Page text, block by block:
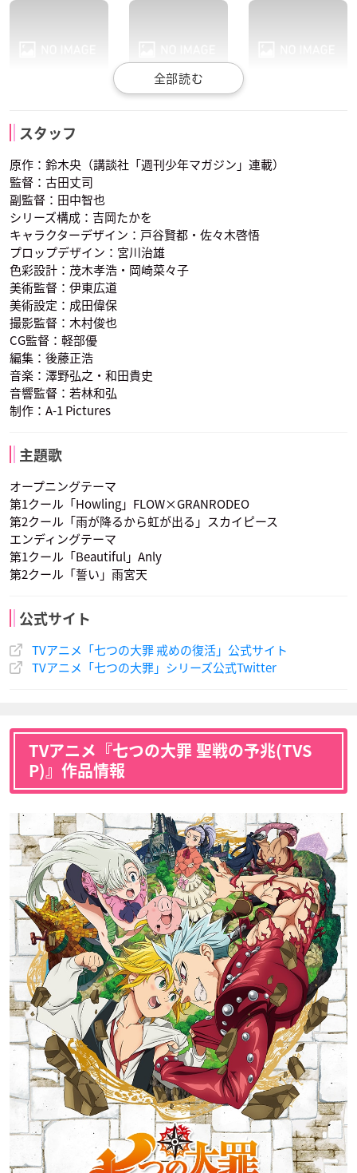
ハウザー
佐藤利奈
マトローナ
梶裕貴
小林裕介
遊佐浩二
グレイロード
小西克幸
フラウドリン
声優：悠木碧
ゴウセル
声優：髙木裕平
マーリン
声優：木村良平
マトローナ
ガラン
声優：岩崎ひろし
メラスキュラ
声優：M・A・O
ドロール
声優：小野大輔
グロキシニア
声優：小林裕介
モンスピート
声優：津田健次郎
デリエリ
声優：高垣彩陽
グレイロード
声優：遊佐浩二
フラウドリン
声優：小西克幸
スタッフ
原作：鈴木央（講談社「週刊少年マガジン」連載）
監督：古田丈司
副監督：田中智也
シリーズ構成：吉岡たかを
キャラクターデザイン：戸谷賢都・佐々木啓悟
プロップデザイン：宮川治雄
色彩設計：茂木孝浩・岡崎菜々子
美術監督：伊東広道
美術設定：成田偉保
撮影監督：木村俊也
CG監督：軽部優
編集：後藤正浩
音楽：澤野弘之・和田貴史
音響監督：若林和弘
制作：A-1 Pictures
主題歌
オープニングテーマ
第1クール「Howling」FLOW×GRANRODEO
第2クール「雨が降るから虹が出る」スカイピース
エンディングテーマ
第1クール「Beautiful」Anly
第2クール「誓い」雨宮天
公式サイト
TVアニメ「七つの大罪 戒めの復活」公式サイト
TVアニメ「七つの大罪」シリーズ公式Twitter
TVアニメ『七つの大罪 聖戦の予兆(TVS
P)』作品情報